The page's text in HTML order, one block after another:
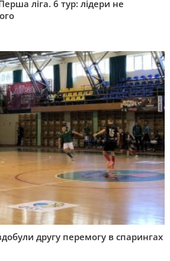
ліга. 6 тур: лідери не
другу перемогу в спарингах